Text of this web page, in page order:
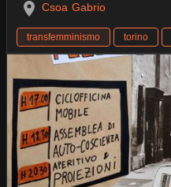
Csoa Gabrio
transfemminismo torino